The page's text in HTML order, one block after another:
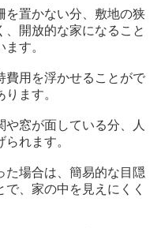
を置かない分、敷地の狭
開放的な家になること
す。
費用を浮かせることがで
ます。
窓が面している分、人
れます。
た場合は、簡易的な目隠
、家の中を見えにくく